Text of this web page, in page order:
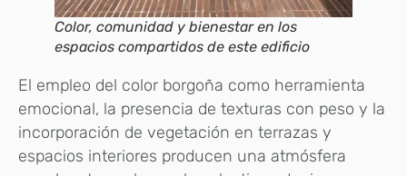
Color, comunidad y bienestar en los
espacios compartidos de este edificio
El empleo del color borgoña como herramienta
emocional, la presencia de texturas con peso y la
incorporación de vegetación en terrazas y
espacios interiores producen una atmósfera